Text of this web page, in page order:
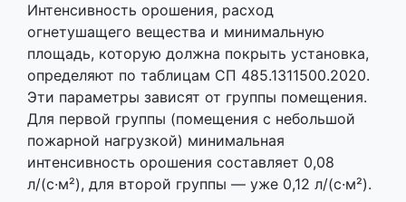
Интенсивность орошения, расход
огнетушащего вещества и минимальную
площадь, которую должна покрыть установка,
определяют по таблицам СП 485.1311500.2020.
Эти параметры зависят от группы помещения.
Для первой группы (помещения с небольшой
пожарной нагрузкой) минимальная
интенсивность орошения составляет 0,08
л/(с·м²), для второй группы — уже 0,12 л/(с·м²).